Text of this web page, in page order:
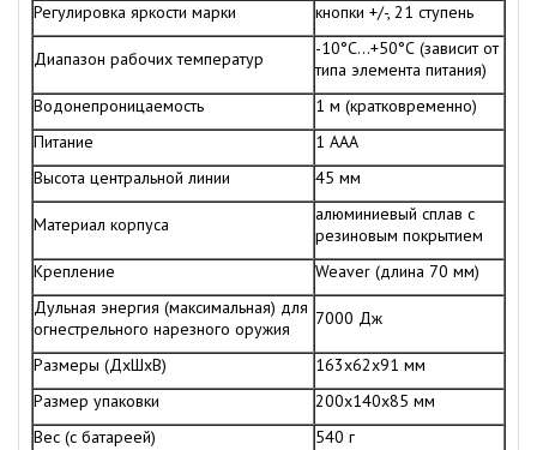
Регулировка яркости марки
кнопки +/-, 21 ступень
Диапазон рабочих температур
-10°С…+50°С (зависит от
типа элемента питания)
Водонепроницаемость
1 м (кратковременно)
Питание
1 AAA
Высота центральной линии
45 мм
Материал корпуса
алюминиевый сплав с
резиновым покрытием
Крепление
Weaver (длина 70 мм)
Дульная энергия (максимальная) для
огнестрельного нарезного оружия
7000 Дж
Размеры (ДхШхВ)
163x62x91 мм
Размер упаковки
200х140х85 мм
Вес (с батареей)
540 г